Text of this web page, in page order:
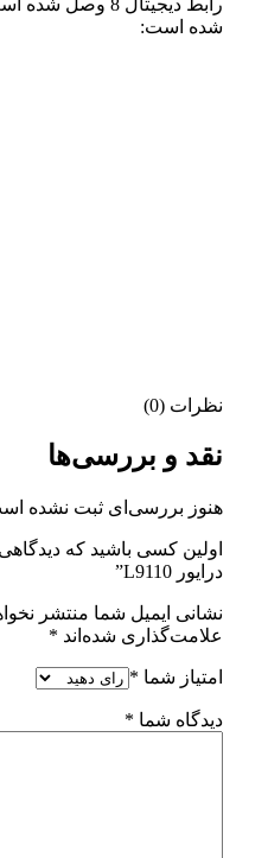
شده است:
نظرات (0)
نقد و بررسی‌ها
هنوز بررسی‌ای ثبت نشده
اولین کسی باشید که
درایور L9110”
نشانی ایمیل شما منتشر
علامت‌گذاری شده‌اند *
امتیاز شما *
دیدگاه شما *